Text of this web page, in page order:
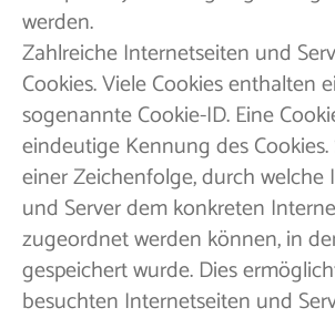
werden.
Zahlreiche Internetseiten und
Cookies. Viele Cookies enthalten
sogenannte Cookie-ID. Eine
eindeutige Kennung des
einer Zeichenfolge, durch welche
und Server dem konkreten
zugeordnet werden können, in
gespeichert wurde. Dies
besuchten Internetseiten und